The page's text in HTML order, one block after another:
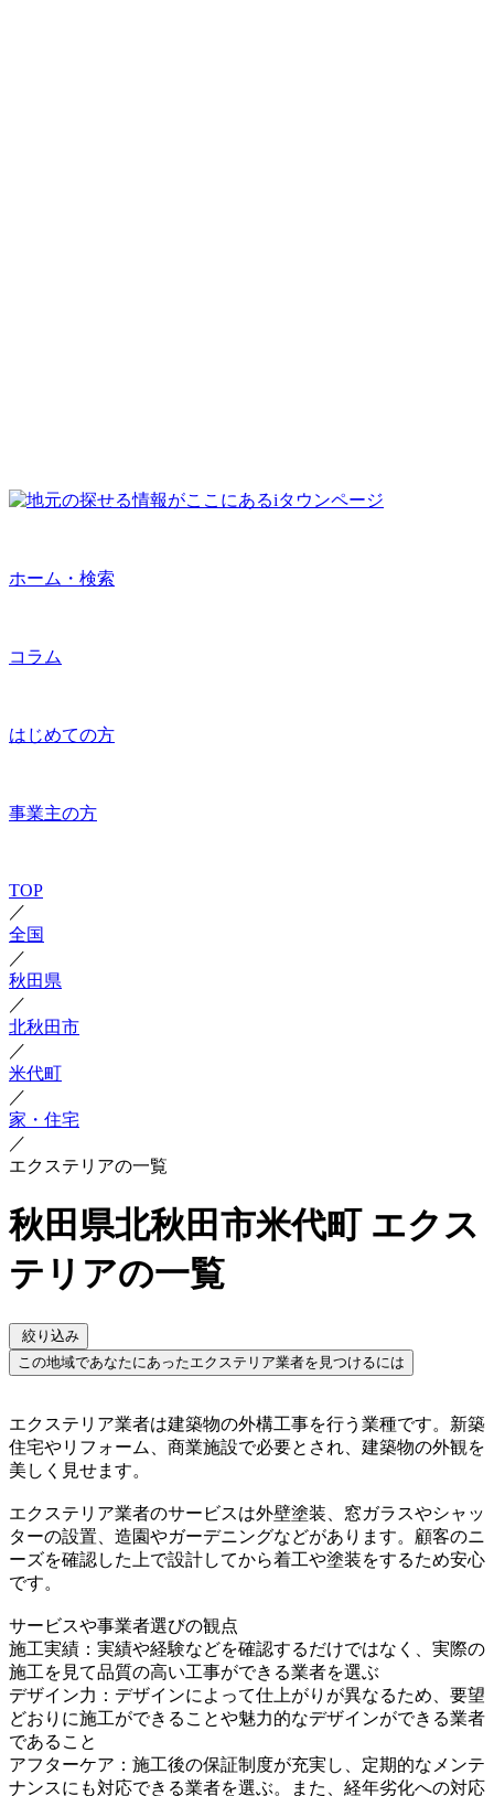
ホーム・検索
コラム
はじめての方
事業主の方
TOP
／
全国
／
秋田県
／
北秋田市
／
米代町
／
家・住宅
／
エクステリアの一覧
秋田県北秋田市米代町 エクス
テリアの一覧
絞り込み
この地域であなたにあったエクステリア業者を見つけるには
エクステリア業者は建築物の外構工事を行う業種です。新築
住宅やリフォーム、商業施設で必要とされ、建築物の外観を
美しく見せます。
エクステリア業者のサービスは外壁塗装、窓ガラスやシャッ
ターの設置、造園やガーデニングなどがあります。顧客のニ
ーズを確認した上で設計してから着工や塗装をするため安心
です。
サービスや事業者選びの観点
施工実績：実績や経験などを確認するだけではなく、実際の
施工を見て品質の高い工事ができる業者を選ぶ
デザイン力：デザインによって仕上がりが異なるため、要望
どおりに施工ができることや魅力的なデザインができる業者
であること
アフターケア：施工後の保証制度が充実し、定期的なメンテ
ナンスにも対応できる業者を選ぶ。また、経年劣化への対応